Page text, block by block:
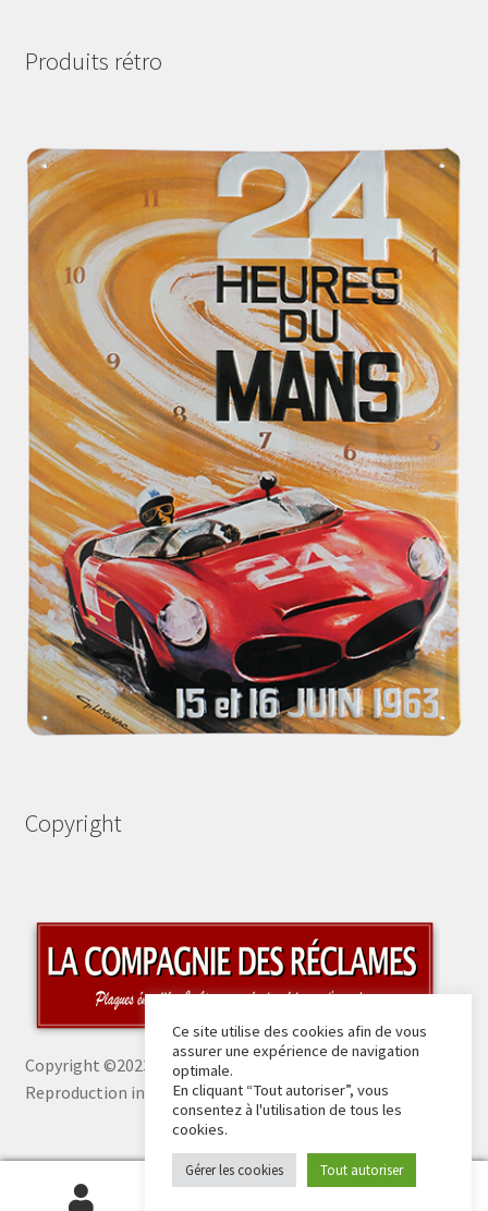
Produits rétro
Copyright
Copyright ©2023 La Compagnie des Réclames -
Reproduction interdite sans autorisation
Ce site utilise des cookies afin de vous
assurer une expérience de navigation
optimale.
En cliquant “Tout autoriser”, vous
consentez à l'utilisation de tous les
cookies.
Gérer les cookies Tout autoriser